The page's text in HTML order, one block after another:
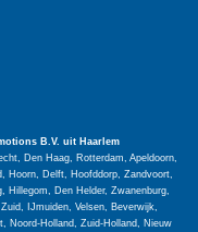
B.V. uit Haarlem
Den Haag, Rotterdam, Apeldoorn,
Hoorn, Delft, Hoofddorp, Zandvoort,
Hillegom, Den Helder, Zwanenburg,
IJmuiden, Velsen, Beverwijk,
Noord-Holland, Zuid-Holland, Nieuw